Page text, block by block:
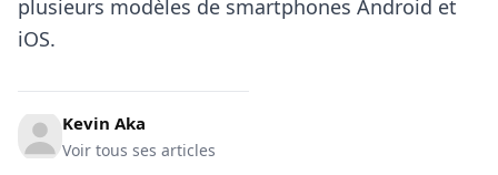
plusieurs modèles de smartphones Android et
iOS.
Kevin Aka
Voir tous ses articles